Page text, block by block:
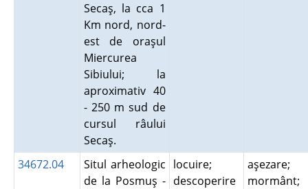
Secaş, la cca 1
Km nord, nord-
est de oraşul
Miercurea
Sibiului; la
aproximativ 40
- 250 m sud de
cursul râului
Secaş.
34672.04
Situl arheologic
de la Posmuş -
locuire;
descoperire
aşezare;
mormânt;